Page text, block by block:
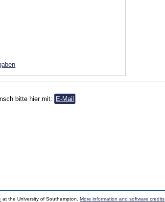
bitte hier mit: E-Mail
at the University of Southampton.More information and software credits